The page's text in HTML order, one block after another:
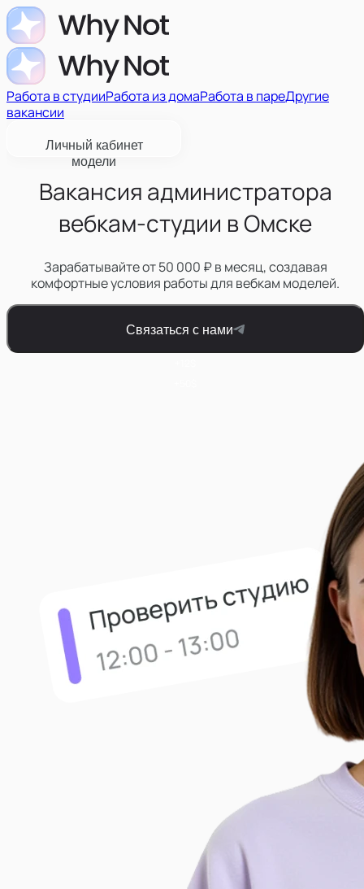
Работа в студииРабота из домаРабота в пареДругие
вакансии
Личный кабинет
модели
Вакансия администратора
вебкам-студии в Омске
Зарабатывайте от 50 000 ₽ в месяц, создавая
комфортные условия работы для вебкам моделей.
Связаться с нами